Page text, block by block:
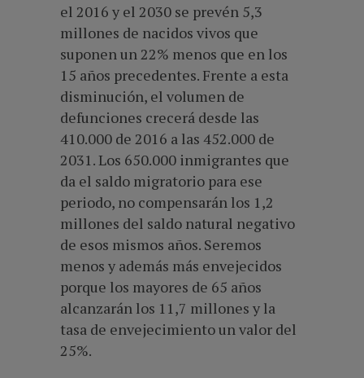
el 2016 y el 2030 se prevén 5,3
millones de nacidos vivos que
suponen un 22% menos que en los
15 años precedentes. Frente a esta
disminución, el volumen de
defunciones crecerá desde las
410.000 de 2016 a las 452.000 de
2031. Los 650.000 inmigrantes que
da el saldo migratorio para ese
periodo, no compensarán los 1,2
millones del saldo natural negativo
de esos mismos años. Seremos
menos y además más envejecidos
porque los mayores de 65 años
alcanzarán los 11,7 millones y la
tasa de envejecimiento un valor del
25%.